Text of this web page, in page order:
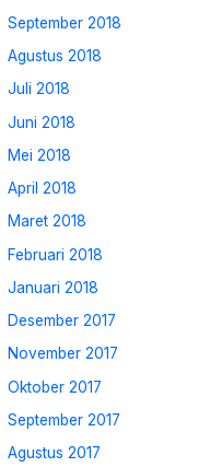
September 2018
Agustus 2018
Juli 2018
Juni 2018
Mei 2018
April 2018
Maret 2018
Februari 2018
Januari 2018
Desember 2017
November 2017
Oktober 2017
September 2017
Agustus 2017